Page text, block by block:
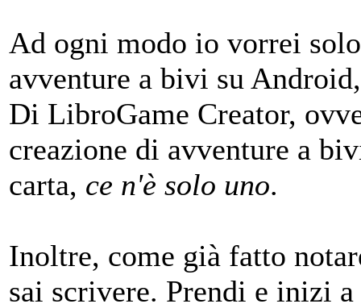
Ad ogni modo io vorrei
avventure a bivi su
Di LibroGame Creator,
creazione di avventure a
carta, ce n'è solo uno.
Inoltre, come già fatto
sai scrivere. Prendi e inizi